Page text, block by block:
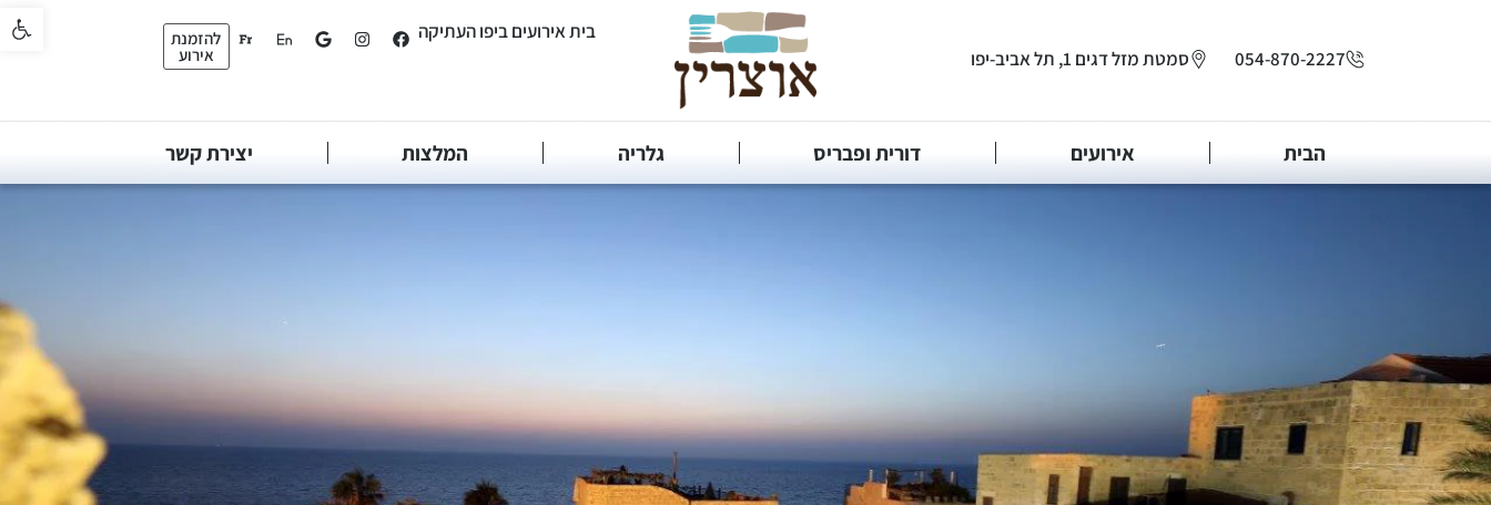
פתח
054-870-2227 סמטת מזל דגים 1, תל אביב-יפו
בית אירועים ביפו העתיקה להזמנת
אירוע
הבית אירועים דורית ופבריס גלריה המלצות יצירת קשר